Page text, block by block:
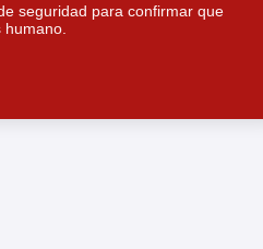
seguridad para confirmar que
humano.